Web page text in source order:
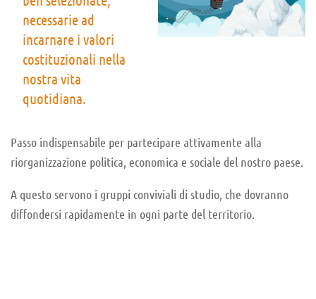
necessarie ad
incarnare i valori
costituzionali nella
nostra vita
quotidiana.
Passo indispensabile per partecipare attivamente alla
riorganizzazione politica, economica e sociale del nostro paese.
A questo servono i gruppi conviviali di studio, che dovranno
diffondersi rapidamente in ogni parte del territorio.